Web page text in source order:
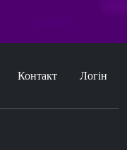
Контакт Логін